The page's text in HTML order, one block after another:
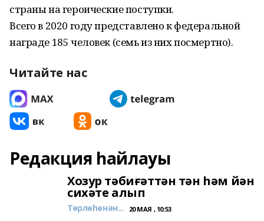
страны на героические поступки.
Всего в 2020 году представлено к федеральной
награде 185 человек (семь из них посмертно).
Читайте нас
Редакция һайлауы
Хозур тәбиғәттән тән һәм йән
сихәте алып
Төрлөһөнән... 20 МАЯ , 10:53